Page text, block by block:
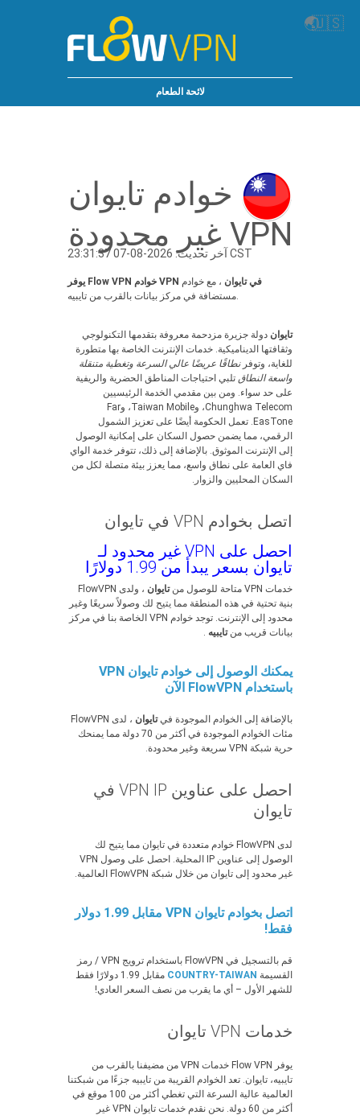
🌏🇺🇸
لائحة الطعام
خوادم تايوان
VPN غير محدودة
آخر تحديث: 2026-08-07 23:31:37 CST
يوفر Flow VPN خوادم VPN في تايوان ، مع خوادم
مستضافة في مركز بيانات بالقرب من تايبيه.
تايوان دولة جزيرة مزدحمة معروفة بتقدمها التكنولوجي
وثقافتها الديناميكية. خدمات الإنترنت الخاصة بها متطورة
للغاية، وتوفرنطاقًا عريضًا عالي السرعة وتغطية متنقلة
واسعة النطاق تلبي احتياجات المناطق الحضرية والريفية
على حد سواء. ومن بين مقدمي الخدمة الرئيسيين
Chunghwa Telecom، وTaiwan Mobile، وFar
EasTone. تعمل الحكومة أيضًا على تعزيز الشمول
الرقمي، مما يضمن حصول السكان على إمكانية الوصول
إلى الإنترنت الموثوق. بالإضافة إلى ذلك، تتوفر خدمة الواي
فاي العامة على نطاق واسع، مما يعزز بيئة متصلة لكل من
السكان المحليين والزوار.
اتصل بخوادم VPN في تايوان
احصل على VPN غير محدود لـ
تايوان بسعر يبدأ من 1.99 دولارًا
خدمات VPN متاحة للوصول من تايوان
، ولدى FlowVPN
بنية تحتية في هذه المنطقة مما يتيح لك وصولاً سريعًا وغير
محدود إلى الإنترنت. توجد خوادم VPN الخاصة بنا في مركز
بيانات قريب منتايبيه .
يمكنك الوصول إلى خوادم تايوان VPN
باستخدام FlowVPN الآن
بالإضافة إلى الخوادم الموجودة فيتايوان
، لدى FlowVPN
مئات الخوادم الموجودة في أكثر من 70 دولة مما يمنحك
حرية شبكة VPN سريعة وغير محدودة.
احصل على عناوين VPN IP في
تايوان
لدى FlowVPN خوادم متعددة في تايوان مما يتيح لك
الوصول إلى عناوين IP المحلية. احصل على وصول VPN
غير محدود إلى تايوان من خلال شبكة FlowVPN العالمية.
اتصل بخوادم تايوان VPN مقابل 1.99 دولار
فقط!
قم بالتسجيل في FlowVPN باستخدام ترويج VPN / رمز
القسيمة COUNTRY-TAIWAN
مقابل 1.99 دولارًا فقط
للشهر الأول – أي ما يقرب من نصف السعر العادي!
خدمات VPN تايوان
يوفر Flow VPN خدمات VPN من مضيفنا بالقرب من
تايبيه، تايوان. تعد الخوادم القريبة من تايبيه جزءًا من شبكتنا
العالمية عالية السرعة التي تغطي أكثر من 100 موقع في
أكثر من 60 دولة. نحن نقدم خدمات تايوان VPN غير